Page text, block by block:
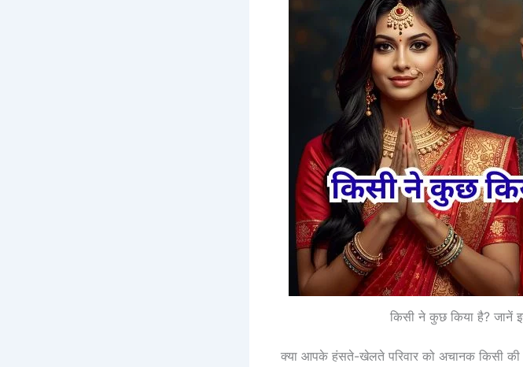
किसी ने कुछ किया है?
क्या आपके हंसते-खेलते परिवार को अचानक किसी